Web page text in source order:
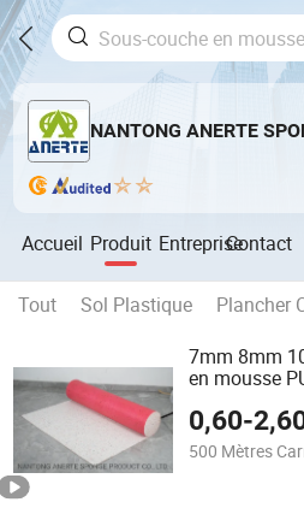
NANTONG ANERTE
Accueil Produit EntrepriseContact
Tout Sol Plastique
Plancher
7mm 8mm
en mousse
0,60-
500 Mètres